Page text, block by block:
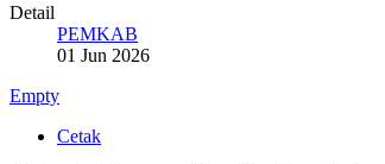
Detail
PEMKAB
01 Jun 2026
Empty
Cetak